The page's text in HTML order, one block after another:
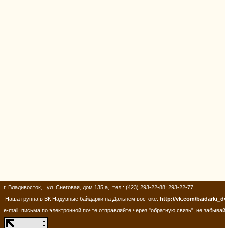
г. Владивосток, ул. Снеговая, дом 135 а, тел.: (423) 293-22-88; 293-22-77
Наша группа в ВК Надувные байдарки на Дальнем востоке: http://vk.com/
e-mail: письма по электронной почте отправляйте через "обратную связь", не